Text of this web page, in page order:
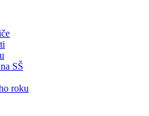
SŠ
roku